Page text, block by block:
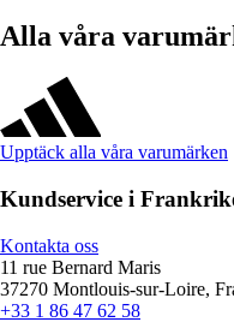
Alla våra
Upptäck alla våra varumärken
Kundservice i
Kontakta oss
11 rue Bernard Maris
37270 Montlouis-sur-Loire,
+33 1 86 47 62 58